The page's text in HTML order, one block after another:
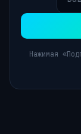
Нажимая